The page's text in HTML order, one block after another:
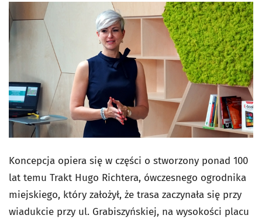
Koncepcja opiera się w części o stworzony ponad 100
lat temu Trakt Hugo Richtera, ówczesnego ogrodnika
miejskiego, który założył, że trasa zaczynała się przy
wiadukcie przy ul. Grabiszyńskiej, na wysokości placu